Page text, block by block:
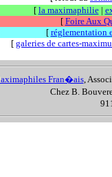
[ la maximaphilie|
[ Foire Aux
[ réglementation
[ galeries de cartes-
Fran�ais,
Chez B.